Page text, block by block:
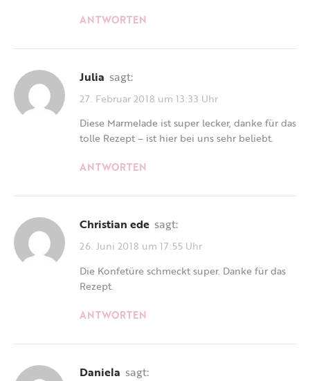
ANTWORTEN
Julia sagt:
27. Februar 2018 um 13:33 Uhr
Diese Marmelade ist super lecker, danke für das
tolle Rezept – ist hier bei uns sehr beliebt.
ANTWORTEN
Christian ede sagt:
26. Juni 2018 um 17:55 Uhr
Die Konfetüre schmeckt super. Danke für das
Rezept.
ANTWORTEN
Daniela sagt: